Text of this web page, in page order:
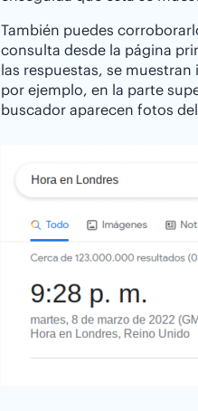
También puedes
consulta desde la página
las respuestas, se
por ejemplo, en la parte
buscador aparecen fotos